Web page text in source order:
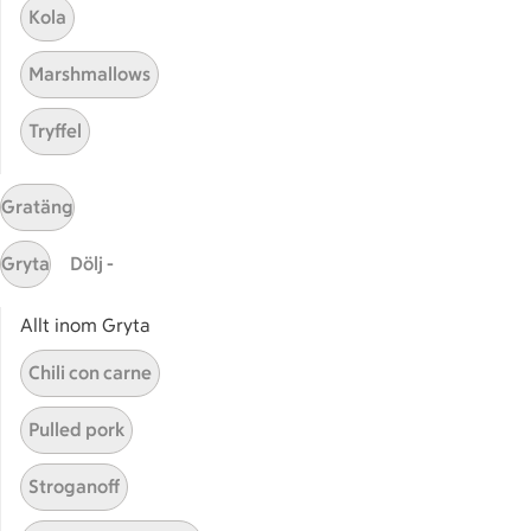
Våra ICA-kort
ICA
ICAs egna varor
ICA Gruppen
ICA Nära
ICA Supermarket
ICA Kvantum
ICA Maxi
Utvalda leverantörer
Annonsera
Jobba på ICA
Hållbarhet
ICA Stiftelsen
En god morgondag
Kola
Marshmallows
Tryffel
Gratäng
Gryta Dölj -
Allt inom Gryta
Chili con carne
Pulled pork
Stroganoff